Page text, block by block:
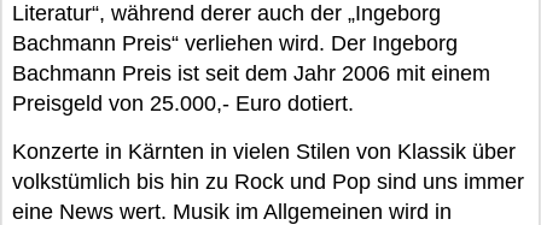
Literatur“, während derer auch der „Ingeborg
Bachmann Preis“ verliehen wird. Der Ingeborg
Bachmann Preis ist seit dem Jahr 2006 mit einem
Preisgeld von 25.000,- Euro dotiert.
Konzerte in Kärnten in vielen Stilen von Klassik über
volkstümlich bis hin zu Rock und Pop sind uns immer
eine News wert. Musik im Allgemeinen wird in